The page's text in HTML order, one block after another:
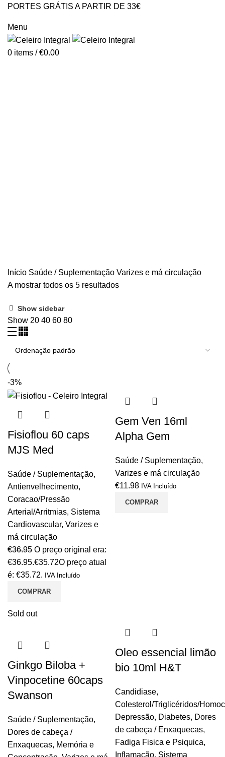
PORTES GRÁTIS A PARTIR DE 33€
Menu
0 items / €0.00
Início Saúde / Suplementação Varizes e má circulação
A mostrar todos os 5 resultados
Show sidebar
Show 20 40 60 80
-3%
Fisioflou 60 caps
MJS Med
Saúde / Suplementação,
Antienvelhecimento,
Coracao/Pressão
Arterial/Arritmias, Sistema
Cardiovascular, Varizes e
má circulação
€36.95 O preço original era:
€36.95.€35.72O preço atual
é: €35.72. IVA Incluído
COMPRAR
Gem Ven 16ml
Alpha Gem
Saúde / Suplementação,
Varizes e má circulação
€11.98 IVA Incluído
COMPRAR
Sold out
Ginkgo Biloba +
Vinpocetine 60caps
Swanson
Saúde / Suplementação,
Dores de cabeça /
Enxaquecas, Memória e
Oleo essencial limão
bio 10ml H&T
Candidiase,
Colesterol/Triglicéridos/
Depressão, Diabetes, Dores
de cabeça / Enxaquecas,
Fadiga Fisica e Psiquica,
Inflamação, Sistema